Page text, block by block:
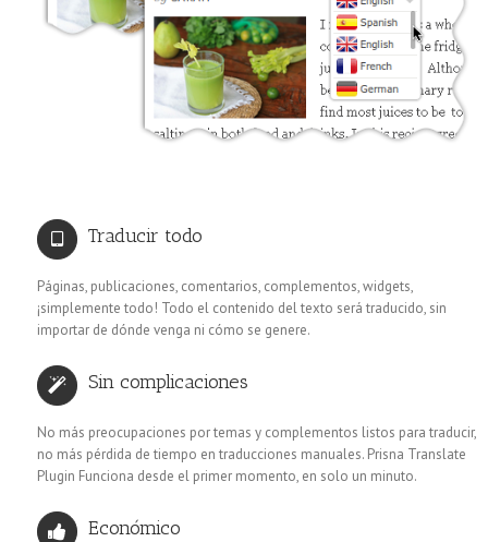
Traducir todo
Páginas, publicaciones, comentarios, complementos, widgets,
¡simplemente todo! Todo el contenido del texto será traducido, sin
importar de dónde venga ni cómo se genere.
Sin complicaciones
No más preocupaciones por temas y complementos listos para traducir,
no más pérdida de tiempo en traducciones manuales. Prisna Translate
Plugin Funciona desde el primer momento, en solo un minuto.
Económico